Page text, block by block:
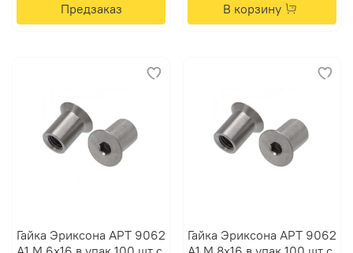
Предзаказ В корзину
Гайка Эриксона АРТ 9062
Гайка Эриксона АРТ 9062